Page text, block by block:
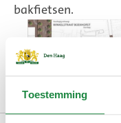
Toestemming
bakfietsen.